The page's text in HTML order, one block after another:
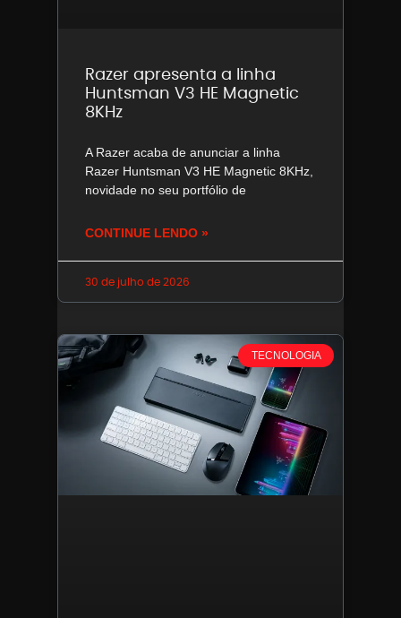
Razer apresenta a linha
Huntsman V3 HE Magnetic
8KHz
A Razer acaba de anunciar a linha
Razer Huntsman V3 HE Magnetic 8KHz,
novidade no seu portfólio de
CONTINUE LENDO »
30 de julho de 2026
TECNOLOGIA